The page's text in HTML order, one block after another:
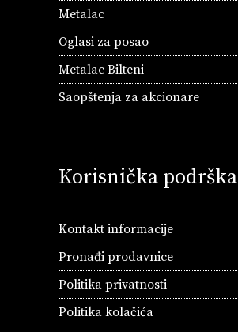
Metalac
Oglasi za posao
Metalac Bilteni
Saopštenja za akcionare
Korisnička podrška
Kontakt informacije
Pronađi prodavnice
Politika privatnosti
Politika kolačića